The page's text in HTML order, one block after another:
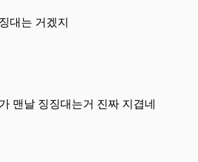
대는 거겠지
맨날 징징대는거 진짜 지겹네